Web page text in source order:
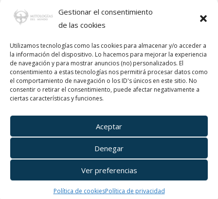
Gestionar el consentimiento
de las cookies
Utilizamos tecnologías como las cookies para almacenar y/o acceder a
la información del dispositivo. Lo hacemos para mejorar la experiencia
de navegación y para mostrar anuncios (no) personalizados. El
consentimiento a estas tecnologías nos permitirá procesar datos como
el comportamiento de navegación o los ID's únicos en este sitio. No
consentir o retirar el consentimiento, puede afectar negativamente a
ciertas características y funciones.
Aceptar
Denegar
Ver preferencias
Política de cookiesPolítica de privacidad
Créditos
Imagen de la cabecera por